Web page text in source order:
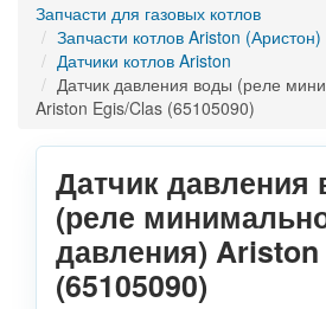
Запчасти для газовых котлов
Запчасти котлов Ariston (Аристон)
Датчики котлов Ariston
Датчик давления воды (реле
Ariston Egis/Clas (65105090)
Датчик давления
(реле
давления)
(65105090)